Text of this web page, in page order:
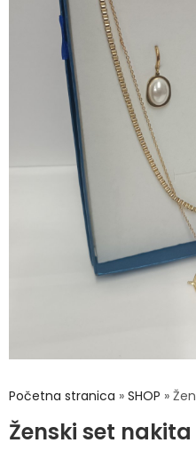
Početna stranica » SHOP »
Ženski set nakita